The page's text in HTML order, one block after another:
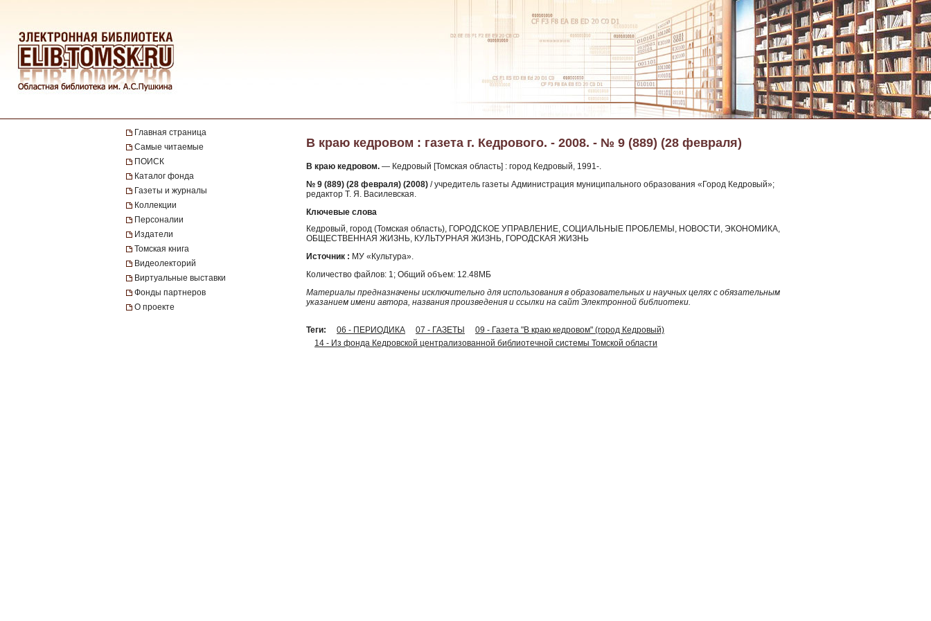
Главная страница
Самые читаемые
ПОИСК
Каталог фонда
Газеты и журналы
Коллекции
Персоналии
Издатели
Томская книга
Видеолекторий
Виртуальные выставки
Фонды партнеров
О проекте
В краю кедровом : газета г. Кедрового. - 2008. - № 9 (889) (28 февраля)
В краю кедровом. — Кедровый [Томская область] : город Кедровый, 1991-.
№ 9 (889) (28 февраля) (2008) / учредитель газеты Администрация муниципального образования «Город Кедровый»;
редактор Т. Я. Василевская.
Ключевые слова
Кедровый, город (Томская область), ГОРОДСКОЕ УПРАВЛЕНИЕ, СОЦИАЛЬНЫЕ ПРОБЛЕМЫ, НОВОСТИ, ЭКОНОМИКА,
ОБЩЕСТВЕННАЯ ЖИЗНЬ, КУЛЬТУРНАЯ ЖИЗНЬ, ГОРОДСКАЯ ЖИЗНЬ
Источник : МУ «Культура».
Количество файлов: 1; Общий объем: 12.48МБ
Материалы предназначены исключительно для использования в образовательных и научных целях с обязательным
указанием имени автора, названия произведения и ссылки на сайт Электронной библиотеки.
Теги: 06 - ПЕРИОДИКА 07 - ГАЗЕТЫ
09 - Газета "В краю кедровом" (город Кедровый)
14 - Из фонда Кедровской централизованной библиотечной системы Томской области